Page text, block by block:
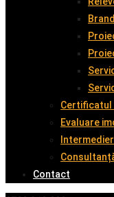
Certificatul
Evaluare
Contact